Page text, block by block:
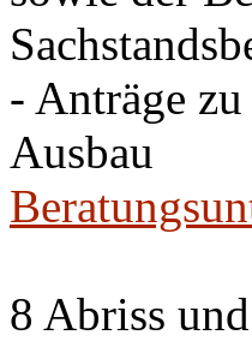
- Anträge
Ausbau
8 Abriss